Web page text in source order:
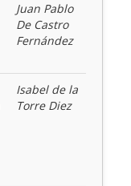
Juan Pablo
De Castro
Fernández
Isabel de la
Torre Diez